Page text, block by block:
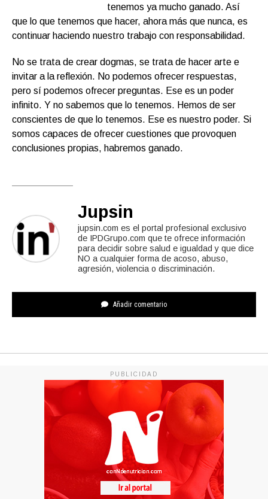
tenemos ya mucho ganado. Así
que lo que tenemos que hacer, ahora más que nunca, es
continuar haciendo nuestro trabajo con responsabilidad.
No se trata de crear dogmas, se trata de hacer arte e
invitar a la reflexión. No podemos ofrecer respuestas,
pero sí podemos ofrecer preguntas. Ese es un poder
infinito. Y no sabemos que lo tenemos. Hemos de ser
conscientes de que lo tenemos. Ese es nuestro poder. Si
somos capaces de ofrecer cuestiones que provoquen
conclusiones propias, habremos ganado.
Jupsin
jupsin.com es el portal profesional exclusivo
de IPDGrupo.com que te ofrece información
para decidir sobre salud e igualdad y que dice
NO a cualquier forma de acoso, abuso,
agresión, violencia o discriminación.
Añadir comentario
PUBLICIDAD